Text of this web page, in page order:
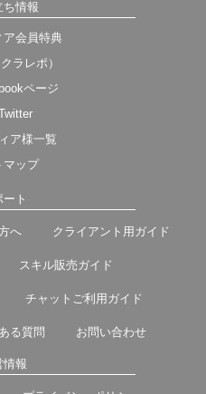
ち情報
ア会員特典
ラレポ）
ページ
ア様一覧
マップ
ト
へ クライアント用ガイド
スキル販売ガイド
チャットご利用ガイド
る質問 お問い合わせ
情報